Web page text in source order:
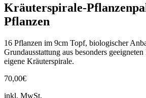
Kräuterspirale-
Pflanzen
16 Pflanzen im 9cm Topf, biologischer
Grundausstattung aus besonders
eigene Kräuterspirale.
70,00€
inkl. MwSt.